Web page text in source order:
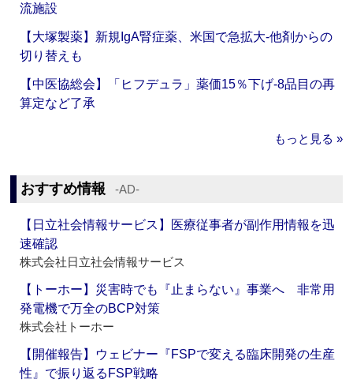
流施設
【大塚製薬】新規IgA腎症薬、米国で急拡大‐他剤からの
切り替えも
【中医協総会】「ヒフデュラ」薬価15％下げ‐8品目の再
算定など了承
もっと見る »
おすすめ情報 ‐AD‐
【日立社会情報サービス】医療従事者が副作用情報を迅
速確認
株式会社日立社会情報サービス
【トーホー】災害時でも『止まらない』事業へ 非常用
発電機で万全のBCP対策
株式会社トーホー
【開催報告】ウェビナー『FSPで変える臨床開発の生産
性』で振り返るFSP戦略